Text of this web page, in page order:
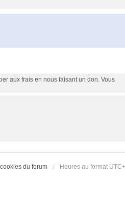
aux frais en nous faisant un don. Vous
du forum Heures au format